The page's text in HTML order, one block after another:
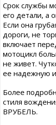
Срок службы
его детали, а
Если она
дороги, не
включает
мотоцикл
не живет.
ее надежную
Более
стиля
ВРУБЕЛЬ.